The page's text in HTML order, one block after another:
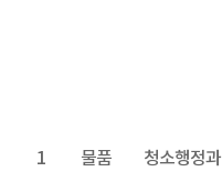
1 물품 청소행정과